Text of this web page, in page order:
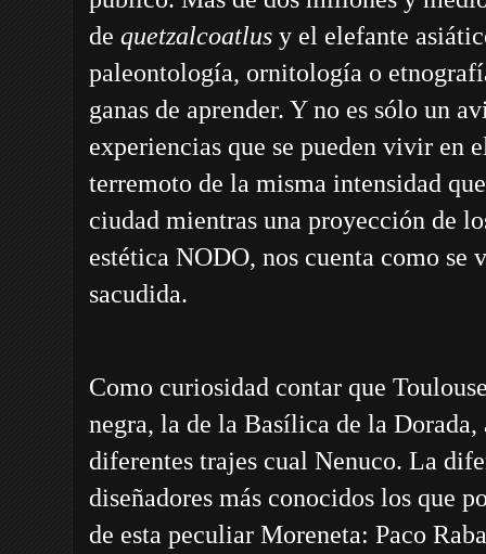
de quetzalcoatlus y el elefante
paleontología, ornitología o
ganas de aprender. Y no es sólo un
experiencias que se pueden vivir en
terremoto de la misma intensidad
ciudad mientras una proyección de
estética NODO, nos cuenta como se
sacudida.
Como curiosidad contar que
negra, la de la Basílica de la
diferentes trajes cual Nenuco. La
diseñadores más conocidos los que
de esta peculiar Moreneta: Paco